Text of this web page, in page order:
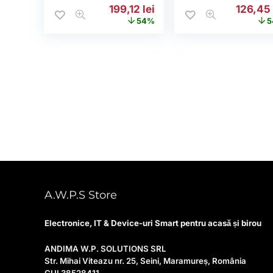
Prețul inițial a fost: 432,59 lei.
199,12 lei Prețul curent este:
54%
Prețul
126,45
A.W.P.S Store
Electronice, IT & Device-uri Smart pentru acasă și birou
ANDIMA W.P. SOLUTIONS SRL
Str. Mihai Viteazu nr. 25, Seini, Maramureș, România